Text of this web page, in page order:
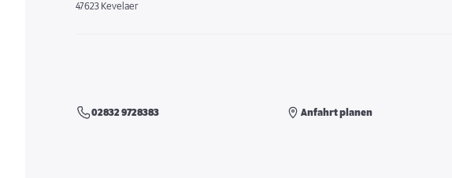
47623 Kevelaer
02832 9728383 Anfahrt planen